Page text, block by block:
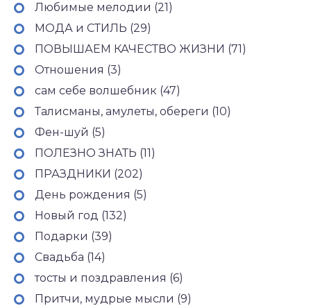
Любимые мелодии (21)
МОДА и СТИЛЬ (29)
ПОВЫШАЕМ КАЧЕСТВО ЖИЗНИ (71)
Отношения (3)
сам себе волшебник (47)
Талисманы, амулеты, обереги (10)
Фен-шуй (5)
ПОЛЕЗНО ЗНАТЬ (11)
ПРАЗДНИКИ (202)
День рождения (5)
Новый год (132)
Подарки (39)
Свадьба (14)
тосты и поздравления (6)
Притчи, мудрые мысли (9)